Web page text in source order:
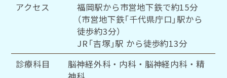
アクセス
福岡駅から市営地下鉄で約15分
（市営地下鉄「千代県庁口」駅から
徒歩約3分）
JR「吉塚」駅 から徒歩約13分
診療科目
脳神経外科・内科・脳神経内科・精